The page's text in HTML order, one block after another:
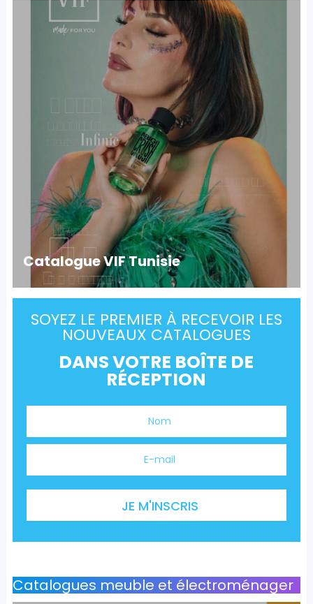
Catalogue VIF Tunisie
SOYEZ LE PREMIER À RECEVOIR LES
NOUVEAUX CATALOGUES
DANS VOTRE BOÎTE DE
RÉCEPTION
Catalogues meuble et électroménager